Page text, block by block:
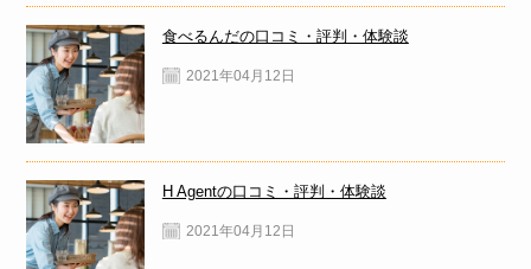
食べるんだの口コミ・評判・体験談
2021年04月12日
H Agentの口コミ・評判・体験談
2021年04月12日